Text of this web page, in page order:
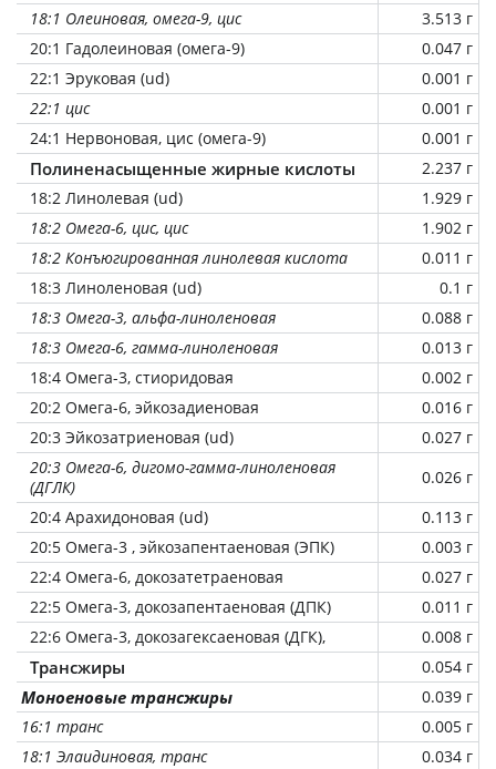
18:1 Олеиновая, омега-9, цис
3.513 г
20:1 Гадолеиновая (омега-9)
0.047 г
22:1 Эруковая (ud)
0.001 г
22:1 цис
0.001 г
24:1 Нервоновая, цис (омега-9)
0.001 г
Полиненасыщенные жирные кислоты
2.237 г
18:2 Линолевая (ud)
1.929 г
18:2 Омега-6, цис, цис
1.902 г
18:2 Конъюгированная линолевая кислота
0.011 г
18:3 Линоленовая (ud)
0.1 г
18:3 Омега-3, альфа-линоленовая
0.088 г
18:3 Омега-6, гамма-линоленовая
0.013 г
18:4 Омега-3, стиоридовая
0.002 г
20:2 Омега-6, эйкозадиеновая
0.016 г
20:3 Эйкозатриеновая (ud)
0.027 г
20:3 Омега-6, дигомо-гамма-линоленовая
(ДГЛК)
0.026 г
20:4 Арахидоновая (ud)
0.113 г
20:5 Омега-3 , эйкозапентаеновая (ЭПК)
0.003 г
22:4 Омега-6, докозатетраеновая
0.027 г
22:5 Омега-3, докозапентаеновая (ДПК)
0.011 г
22:6 Омега-3, докозагексаеновая (ДГК),
0.008 г
Трансжиры 0.054 г
Моноеновые трансжиры
0.039 г
16:1 транс
0.005 г
18:1 Элаидиновая, транс
0.034 г